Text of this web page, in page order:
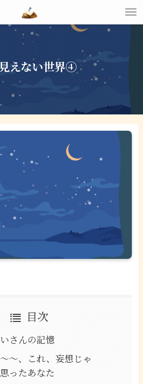
えない世界④
目次
さんの記憶
〜、これ、妄想じゃ
ったあなた